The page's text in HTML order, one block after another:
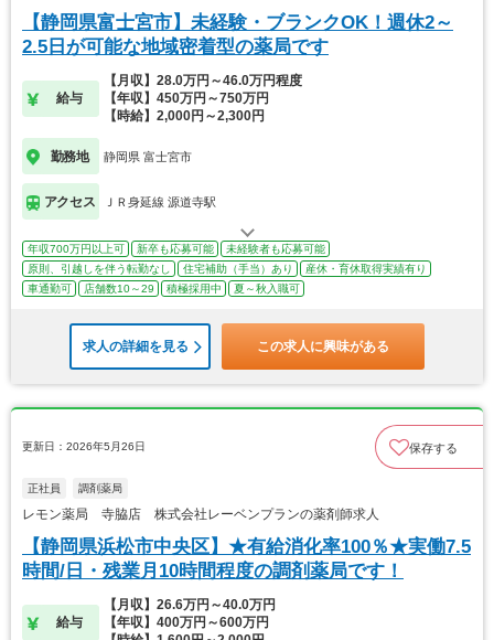
【静岡県富士宮市】未経験・ブランクOK！週休2～
2.5日が可能な地域密着型の薬局です
給与
【月収】28.0万円～46.0万円程度
【年収】450万円～750万円
【時給】2,000円～2,300円
勤務地 静岡県 富士宮市
アクセス ＪＲ身延線 源道寺駅
年収700万円以上可 新卒も応募可能
未経験者も応募可能
原則、引越しを伴う転勤なし
住宅補助（手当）あり
産休・育休取得実績有り
車通勤可
店舗数10～29 積極採用中 夏～秋入職可
求人の詳細を見る この求人に興味がある
更新日：2026年5月26日 保存する
正社員 調剤薬局
レモン薬局 寺脇店 株式会社レーベンプランの薬剤師求人
【静岡県浜松市中央区】★有給消化率100％★実働7.5
時間/日・残業月10時間程度の調剤薬局です！
給与
【月収】26.6万円～40.0万円
【年収】400万円～600万円